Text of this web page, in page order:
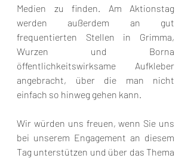
Medien zu finden. Am Aktionstag
werden außerdem an gut
frequentierten Stellen in Grimma,
Wurzen und Borna
öffentlichkeitswirksame Aufkleber
angebracht, über die man nicht
einfach so hinweg gehen kann.
Wir würden uns freuen, wenn Sie uns
bei unserem Engagement an diesem
Tag unterstützen und über das Thema